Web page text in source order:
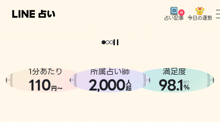
占い記事 今日の運勢
相談事例
どうせなら
。
1分あたり
110円〜
所属占い師
2,000人
超
満足度
98.1※1
%